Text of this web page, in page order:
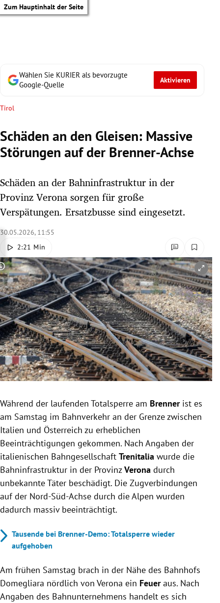
Zum Hauptinhalt der Seite
Untermenü
Untermenü
Untermenü
Untermenü
Untermenü
Untermenü
Untermenü
Untermenü
Untermenü
Wählen Sie KURIER als bevorzugte
Google-Quelle
Aktivieren
Tirol
Schäden an den Gleisen: Massive
Störungen auf der Brenner-Achse
Schäden an der Bahninfrastruktur in der
Provinz Verona sorgen für große
Verspätungen. Ersatzbusse sind eingesetzt.
30.05.2026, 11:55
2:21 Min
Copyright-Hinweis öffnen/schließen
Während der laufenden Totalsperre am Brenner ist es
am Samstag im Bahnverkehr an der Grenze zwischen
Italien und Österreich zu erheblichen
Beeinträchtigungen gekommen. Nach Angaben der
italienischen Bahngesellschaft Trenitalia wurde die
Bahninfrastruktur in der ProvinzVerona durch
unbekannte Täter beschädigt. Die Zugverbindungen
auf der Nord-Süd-Achse durch die Alpen wurden
dadurch massiv beeinträchtigt.
Tausende bei Brenner-Demo: Totalsperre wieder
aufgehoben
Am frühen Samstag brach in der Nähe des Bahnhofs
Domegliara nördlich von Verona ein Feueraus. Nach
Angaben des Bahnunternehmens handelt es sich